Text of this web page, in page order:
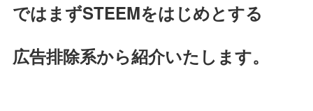
ではまずSTEEMをはじめとする
広告排除系から紹介いたします。